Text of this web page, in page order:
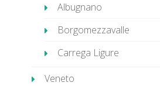
Albugnano
Borgomezzavalle
Carrega Ligure
Veneto